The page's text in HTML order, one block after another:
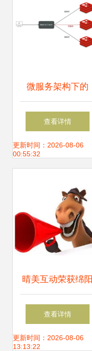
微服务架构下的
Redis 面试知识精
粹与信息系统集成
查看详情
更新时间：2026-08-06
00:55:32
晴美互动荣获绵阳
网站建设前十强，
深耕互联网接入服
查看详情
更新时间：2026-08-06
13:13:22